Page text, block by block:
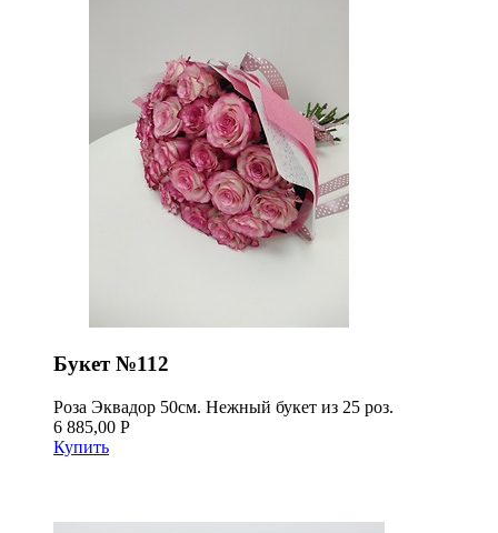
Букет №112
Роза Эквадор 50см. Нежный букет из 25 роз.
6 885,00 Р
Купить